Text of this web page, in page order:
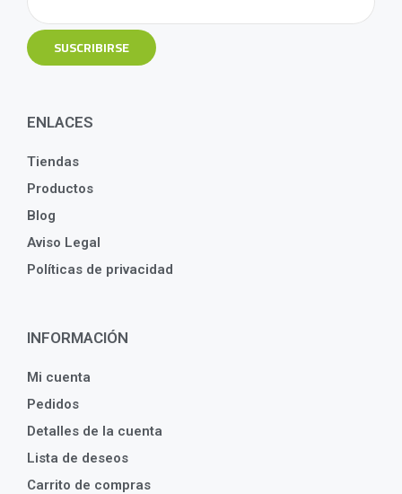
ENLACES
Tiendas
Productos
Blog
Aviso Legal
Políticas de privacidad
INFORMACIÓN
Mi cuenta
Pedidos
Detalles de la cuenta
Lista de deseos
Carrito de compras